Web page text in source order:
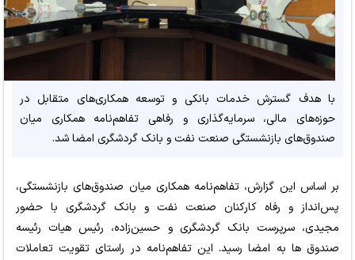
با هدف گسترش خدمات بانکی و توسعه همکاری‌های متقابل در
حوزه‌های مالی، سرمایه‌گذاری و رفاهی تفاهم‌نامه همکاری میان
صندوق‌های بازنشستگی صنعت نفت و بانک گردشگری امضا شد.
بر اساس این گزارش، تفاهم‌نامه همکاری میان صندوق‌های بازنشستگی،
پس‌انداز و رفاه کارکنان صنعت نفت و بانک گردشگری با حضور
مجیدی، سرپرست بانک گردشگری و حسین‌زاده، رئیس هیات رئیسه
صندوق ها به امضا رسید. این تفاهم‌نامه در راستای تقویت تعاملات